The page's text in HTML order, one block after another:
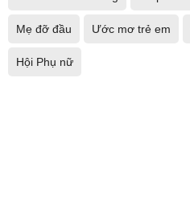
Mẹ đỡ đầu Ước mơ trẻ em
Hội Phụ nữ